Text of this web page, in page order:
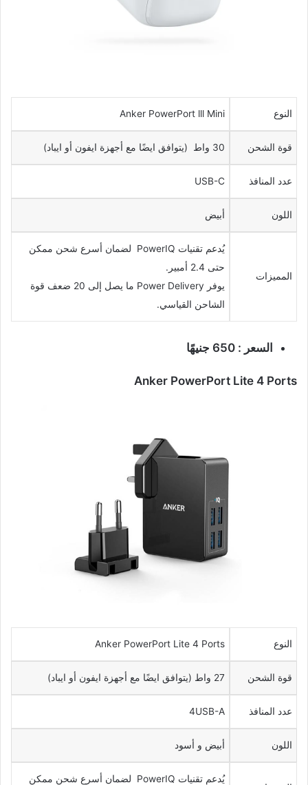
النوع Anker PowerPort lll Mini
قوة الشحن 30 واط (يتوافق ايضًا مع أجهزة ايفون أو ايباد)
عدد المنافذ USB-C
اللون أبيض
المميزات
يُدعم تقنيات PowerIQ لضمان أسرع شحن ممكن
حتى 2.4 أمبير.
يوفر Power Delivery ما يصل إلى 20 ضعف قوة
الشاحن القياسي.
السعر : 650 جنيهًا
Anker PowerPort Lite 4 Ports
النوع Anker PowerPort Lite 4 Ports
قوة الشحن 27 واط (يتوافق ايضًا مع أجهزة ايفون أو ايباد)
عدد المنافذ 4USB-A
اللون أبيض و أسود
يُدعم تقنيات PowerIQ لضمان أسرع شحن ممكن